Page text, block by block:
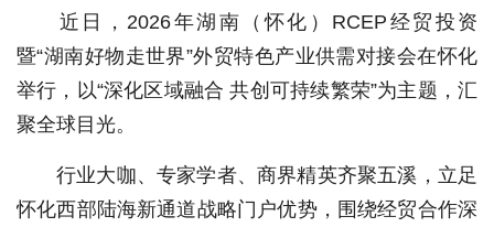
​近日，2026年湖南（怀化）RCEP经贸投资
暨“湖南好物走世界”外贸特色产业供需对接会在怀化
举行，以“深化区域融合 共创可持续繁荣”为主题，汇
聚全球目光。
行业大咖、专家学者、商界精英齐聚五溪，立足
怀化西部陆海新通道战略门户优势，围绕经贸合作深